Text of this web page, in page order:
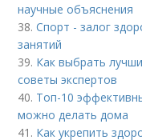
научные объяснения
38.Спорт - залог
занятий
39. Как выбрать
советы экспертов
40. Топ-10
можно делать дома
41. Как укрепить